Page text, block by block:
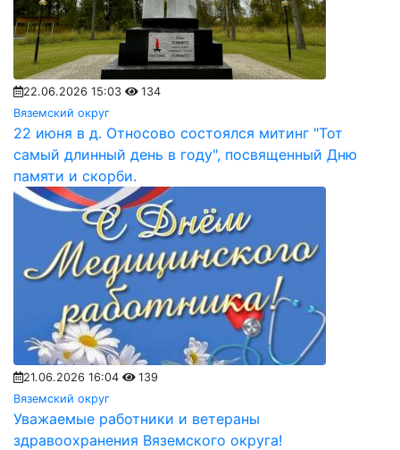
22.06.2026 15:03
134
Вяземский округ
22 июня в д. Относово состоялся митинг "Тот
самый длинный день в году", посвященный Дню
памяти и скорби.
21.06.2026 16:04
139
Вяземский округ
Уважаемые работники и ветераны
здравоохранения Вяземского округа!